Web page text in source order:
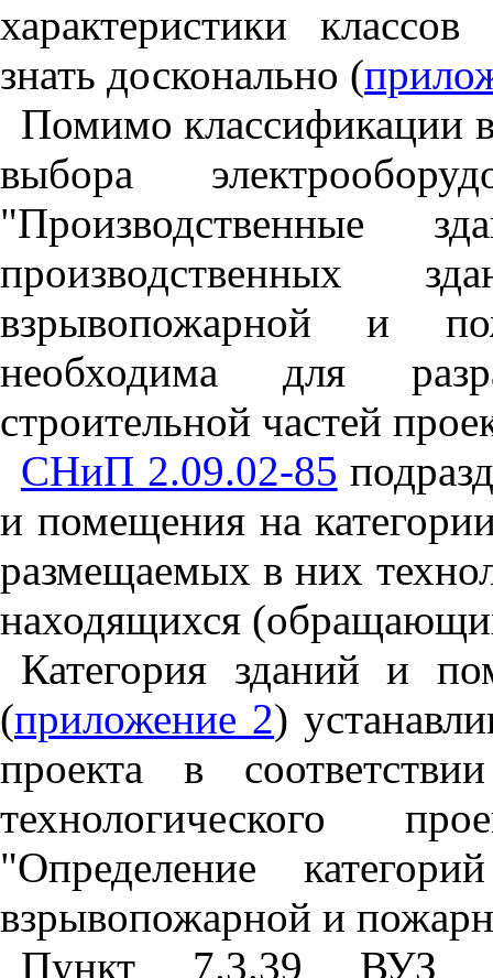
характеристики
знать досконально (
Помимо классификации
выбора
"Производственные
взрывопожарной и
необходима для
строительной частей
СНиП 2.09.02-85
и помещения на
размещаемых в них
находящихся
Категория зданий и
(приложение 2)
проекта в
технологического
"Определение
взрывопожарной и
Пункт 7.3.39 ВУЗ